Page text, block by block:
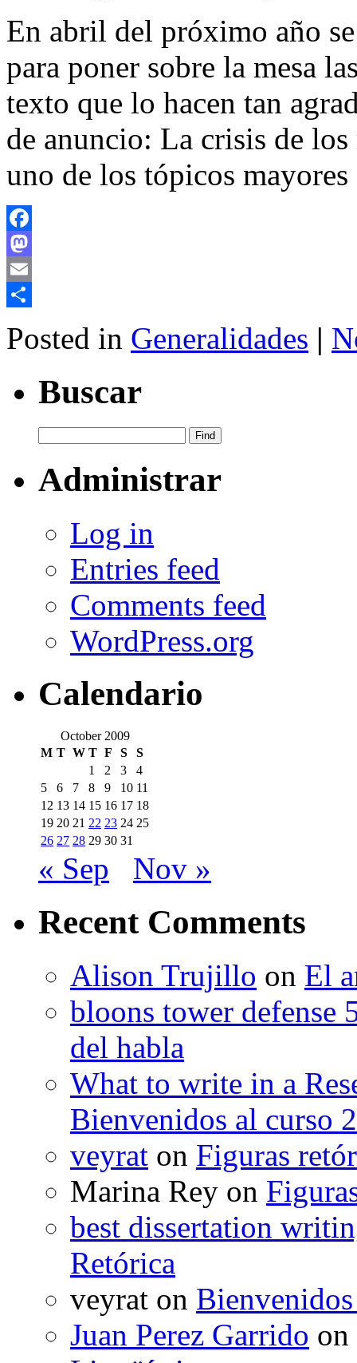
En abril del próximo año
para poner sobre la mesa
texto que lo hacen tan
de anuncio: La crisis de
uno de los tópicos
Facebook
Mastodon
Email
Posted in Generalidades |
Buscar
Administrar
Log in
Entries feed
Comments feed
WordPress.org
Calendario
October 2009
M T W T F S
S
1
2 3
4
5
6 7 8 9 10 11
12 13 14 15 16 17 18
19 20 21 22 23 24 25
26 27 28 29 30 31
« Sep Nov »
Recent Comments
Alison Trujillo on El
bloons tower defense
del habla
What to write in a
Bienvenidos al curso
veyrat on Figuras
Marina Rey on
best dissertation
Retórica
veyrat on
Juan Perez Garrido on